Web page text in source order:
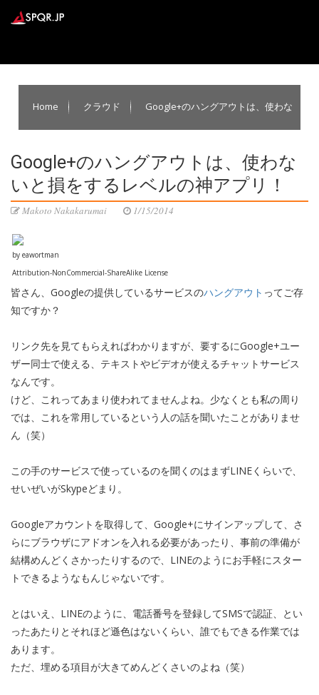
Home クラウド Google+のハングアウトは、使わな
Google+のハングアウトは、使わな
いと損をするレベルの神アプリ！
Makoto Nakakarumai 1/15/2014
by eawortman
Attribution-NonCommercial-ShareAlike License
皆さん、Googleの提供しているサービスのハングアウト ってご存
知ですか？
リンク先を見てもらえればわかりますが、要するにGoogle+ユー
ザー同士で使える、テキストやビデオが使えるチャットサービス
なんです。
けど、これってあまり使われてませんよね。少なくとも私の周り
では、これを常用しているという人の話を聞いたことがありませ
ん（笑）
この手のサービスで使っているのを聞くのはまずLINEくらいで、
せいぜいがSkypeどまり。
Googleアカウントを取得して、Google+にサインアップして、さ
らにブラウザにアドオンを入れる必要があったり、事前の準備が
結構めんどくさかったりするので、LINEのようにお手軽にスター
トできるようなもんじゃないです。
とはいえ、LINEのように、電話番号を登録してSMSで認証、とい
ったあたりとそれほど遜色はないくらい、誰でもできる作業では
あります。
ただ、埋める項目が大きてめんどくさいのよね（笑）